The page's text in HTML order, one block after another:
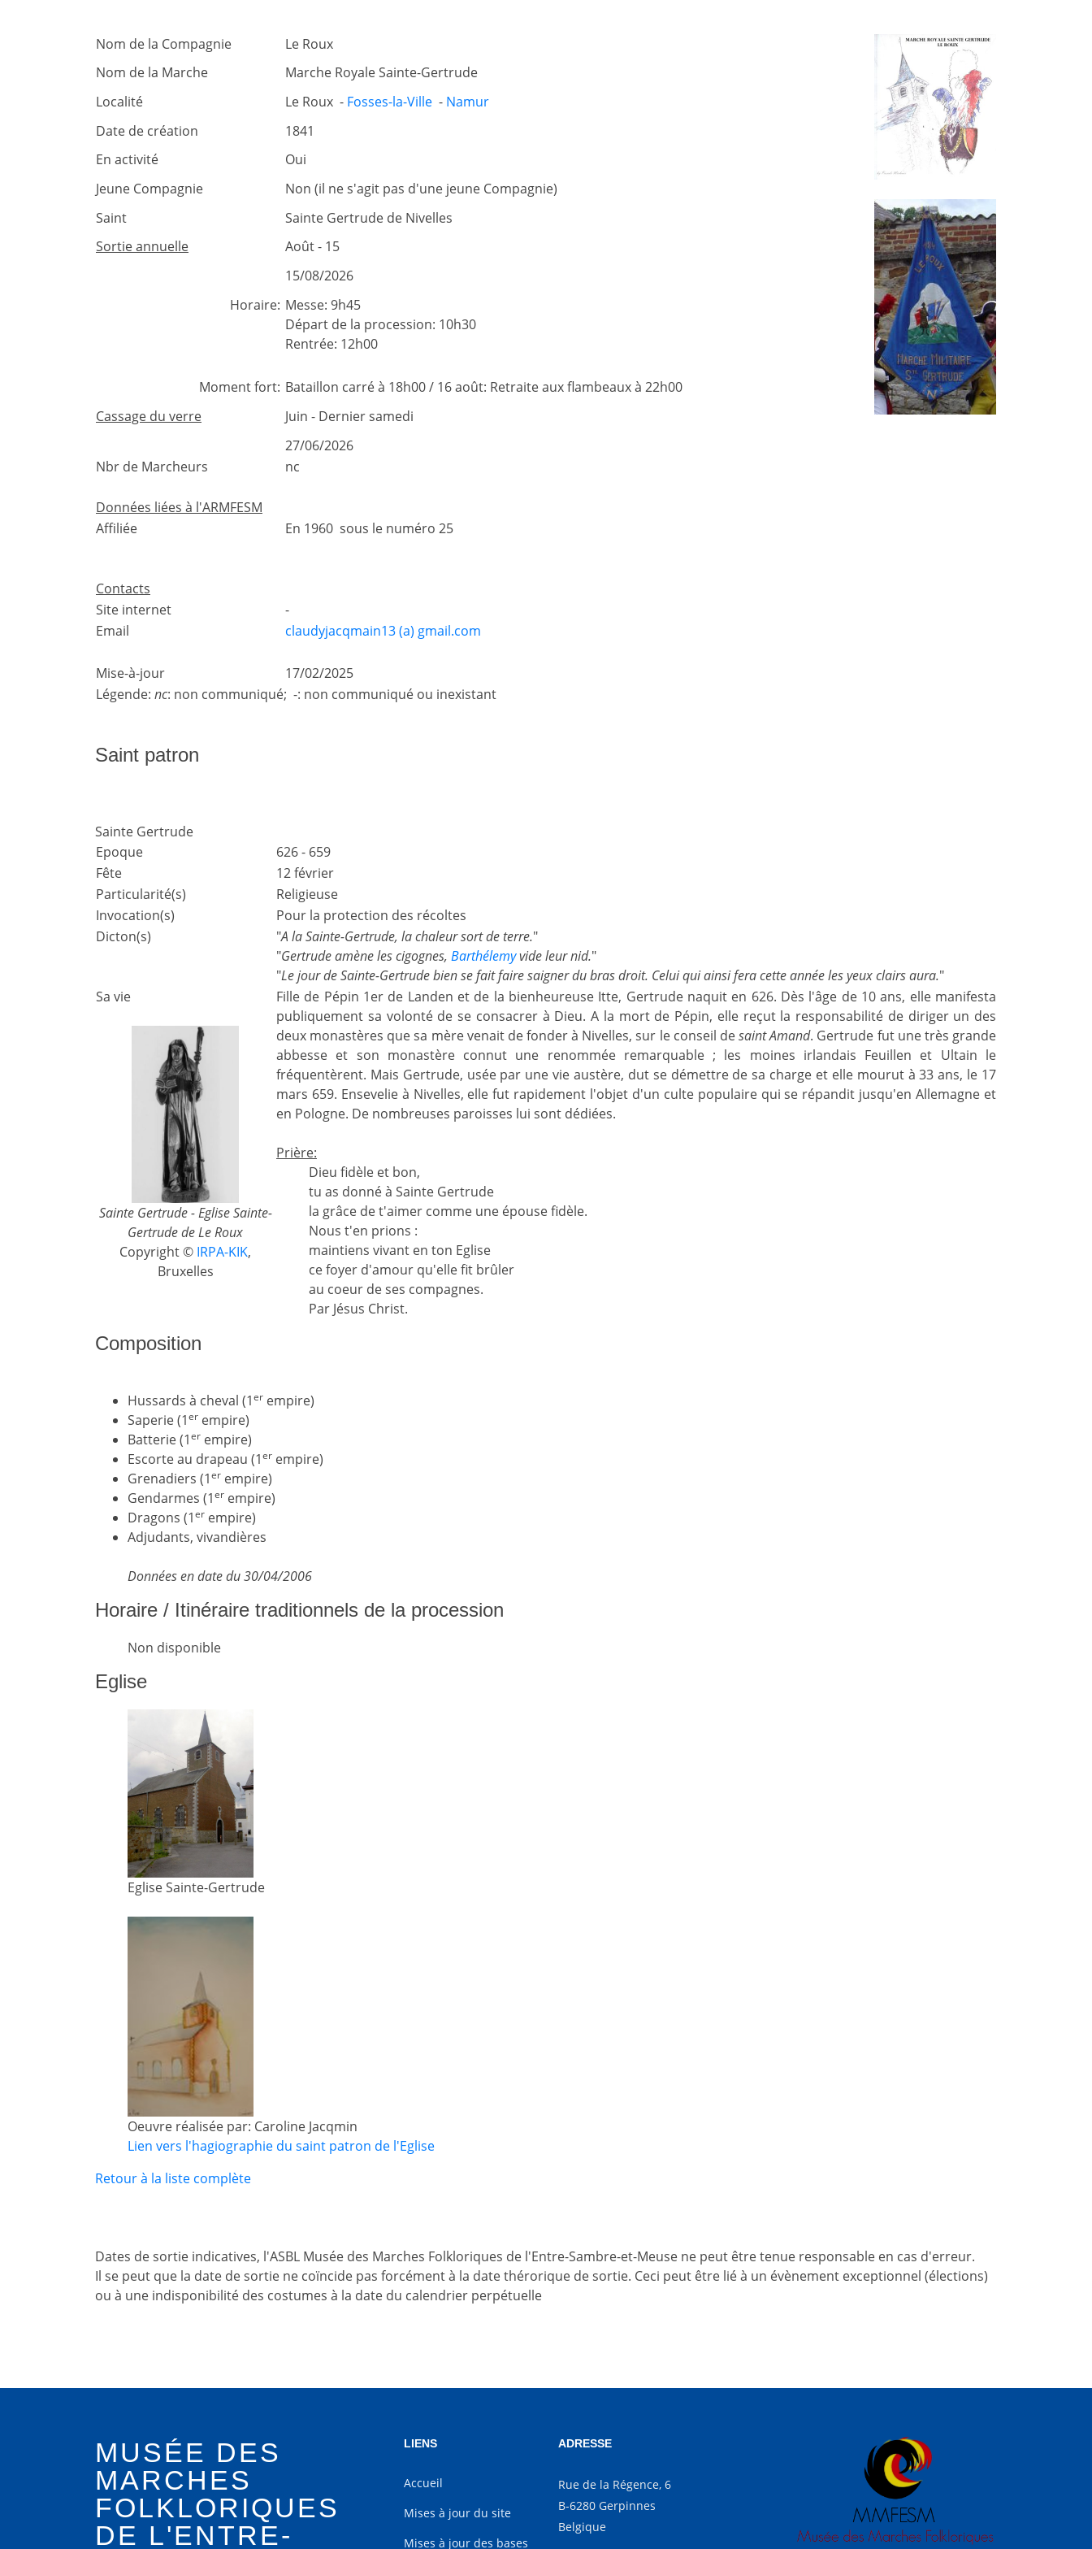
Nom de la Compagnie
Le Roux
Nom de la Marche
Marche Royale Sainte-Gertrude
Localité
Le Roux - Fosses-la-Ville - Namur
Date de création
1841
En activité
Oui
Jeune Compagnie
Non (il ne s'agit pas d'une jeune Compagnie)
Saint
Sainte Gertrude de Nivelles
Sortie annuelle
Août - 15
15/08/2026
Horaire: Messe: 9h45
Départ de la procession: 10h30
Rentrée: 12h00
Moment fort: Bataillon carré à 18h00 / 16 août: Retraite aux flambeaux à 22h00
Cassage du verre
Juin - Dernier samedi
27/06/2026
Nbr de Marcheurs
nc
Données liées à l'ARMFESM
Affiliée
En 1960 sous le numéro 25
Contacts
Site internet
-
Email
claudyjacqmain13 (a) gmail.com
Mise-à-jour
17/02/2025
Légende: nc: non communiqué; -: non communiqué ou inexistant
Saint patron
Sainte Gertrude
Epoque
626 - 659
Fête
12 février
Particularité(s)
Religieuse
Invocation(s)
Pour la protection des récoltes
Dicton(s)
"A la Sainte-Gertrude, la chaleur sort de terre."
"Gertrude amène les cigognes, Barthélemyvide leur nid."
"Le jour de Sainte-Gertrude bien se fait faire saigner du bras droit. Celui qui ainsi fera cette année les yeux clairs aura."
Sa vie
Sainte Gertrude - Eglise Sainte-
Gertrude de Le Roux
Copyright © IRPA-KIK,
Bruxelles
Fille de Pépin 1er de Landen et de la bienheureuse Itte, Gertrude naquit en 626. Dès l'âge de 10 ans, elle manifesta
publiquement sa volonté de se consacrer à Dieu. A la mort de Pépin, elle reçut la responsabilité de diriger un des
deux monastères que sa mère venait de fonder à Nivelles, sur le conseil desaint Amand. Gertrude fut une très grande
abbesse et son monastère connut une renommée remarquable ; les moines irlandais Feuillen et Ultain le
fréquentèrent. Mais Gertrude, usée par une vie austère, dut se démettre de sa charge et elle mourut à 33 ans, le 17
mars 659. Ensevelie à Nivelles, elle fut rapidement l'objet d'un culte populaire qui se répandit jusqu'en Allemagne et
en Pologne. De nombreuses paroisses lui sont dédiées.
Prière:
Dieu fidèle et bon,
tu as donné à Sainte Gertrude
la grâce de t'aimer comme une épouse fidèle.
Nous t'en prions :
maintiens vivant en ton Eglise
ce foyer d'amour qu'elle fit brûler
au coeur de ses compagnes.
Par Jésus Christ.
Composition
Hussards à cheval (1er empire)
Saperie (1er empire)
Batterie (1er empire)
Escorte au drapeau (1er empire)
Grenadiers (1er empire)
Gendarmes (1er empire)
Dragons (1er empire)
Adjudants, vivandières
Données en date du 30/04/2006
Horaire / Itinéraire traditionnels de la procession
Non disponible
Eglise
Eglise Sainte-Gertrude
Oeuvre réalisée par: Caroline Jacqmin
Lien vers l'hagiographie du saint patron de l'Eglise
Retour à la liste complète
Dates de sortie indicatives, l'ASBL Musée des Marches Folkloriques de l'Entre-Sambre-et-Meuse ne peut être tenue responsable en cas d'erreur.
Il se peut que la date de sortie ne coïncide pas forcément à la date thérorique de sortie. Ceci peut être lié à un évènement exceptionnel (élections)
ou à une indisponibilité des costumes à la date du calendrier perpétuelle
MUSÉE DES
MARCHES
FOLKLORIQUES
DE L'ENTRE-
LIENS
Accueil
Mises à jour du site
Mises à jour des bases
ADRESSE
Rue de la Régence, 6
B-6280 Gerpinnes
Belgique